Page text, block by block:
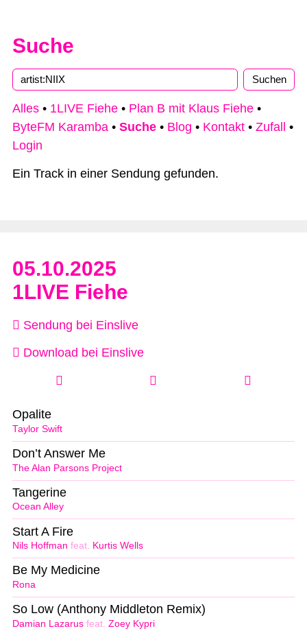
Suche
Alles • 1LIVE Fiehe • Plan B mit Klaus Fiehe •
ByteFM Karamba • Suche • Blog • Kontakt • Zufall
•
Login
Ein Track in einer Sendung gefunden.
05.10.2025
1LIVE Fiehe
Sendung bei Einslive
Download bei Einslive
Taylor Swift
Opalite
The Alan Parsons Project
Don’t Answer Me
Ocean Alley
Tangerine
Nils Hoffman feat. Kurtis Wells
Start A Fire
Rona
Be My Medicine
Damian Lazarus feat. Zoey Kypri
So Low (Anthony Middleton Remix)